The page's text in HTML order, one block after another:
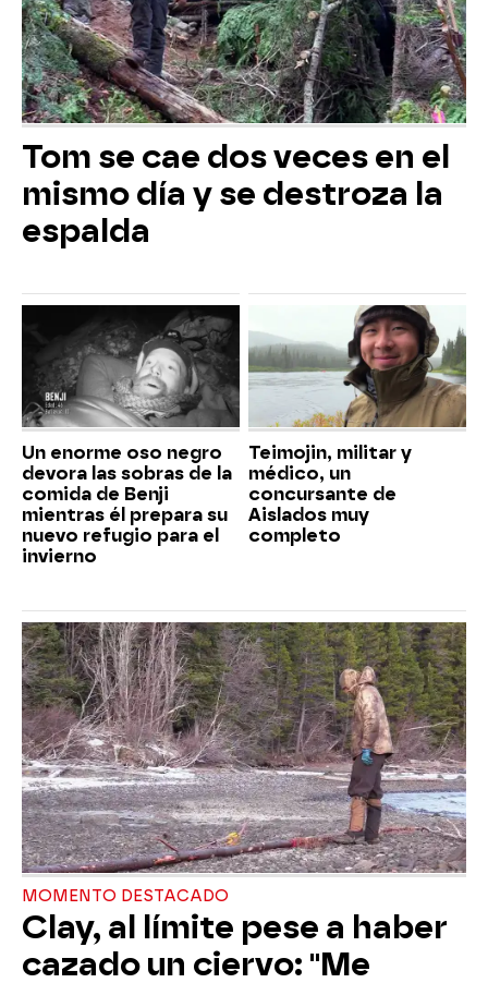
Tom se cae dos veces en el
mismo día y se destroza la
espalda
Un enorme oso negro
devora las sobras de la
comida de Benji
mientras él prepara su
nuevo refugio para el
invierno
Teimojin, militar y
médico, un
concursante de
Aislados muy
completo
MOMENTO DESTACADO
Clay, al límite pese a haber
cazado un ciervo: "Me